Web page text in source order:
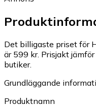
Det billigaste priset för
är 599 kr. Prisjakt
butiker.
Grundläggande
Produktnamn